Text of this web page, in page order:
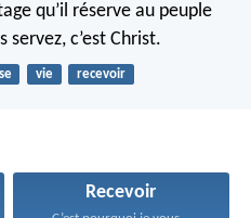
qu’il réserve au peuple
c’est Christ.
vie recevoir
Recevoir